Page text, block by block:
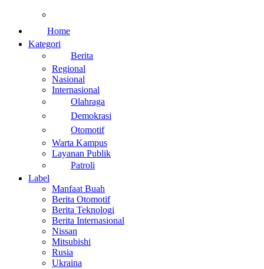
Home
Kategori
Berita
Regional
Nasional
Internasional
Olahraga
Demokrasi
Otomotif
Warta Kampus
Layanan Publik
Patroli
Label
Manfaat Buah
Berita Otomotif
Berita Teknologi
Berita Internasional
Nissan
Mitsubishi
Rusia
Ukraina